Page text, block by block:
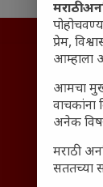
मराठी
प्रेम,
आम्हाला
आमचा
अनेक
मराठी
सततच्या